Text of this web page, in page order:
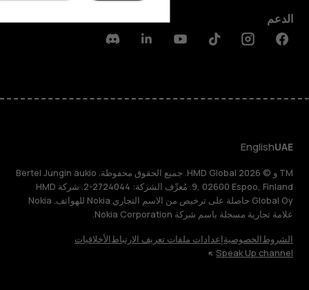
الدعم
Facebook
Instagram
Tiktok
Youtube
Linkedin
Discord
UAE
English
TM و © 2026 HMD Global. جميع الحقوق محفوظة. Bertel Jungin aukio
9, 02600 Espoo, Finland. مُعرِّف الشركة: 2724044-2. شركة HMD
Global Oy حاصلة على ترخيص من الاسم التجاري Nokia للهواتف. Nokia
علامة تجارية مسجلة باسم شركة Nokia Corporation.
الشروطالخصوصيةإعدادات ملفات تعريف الارتباطالأخلاقيات
Speak Up channel